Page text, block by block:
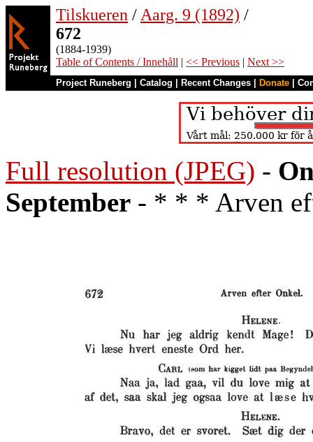
Tilskueren / Aarg. 9 (1892) /
672
(1884-1939)
Table of Contents / Innehåll | << Previous | Next >>
Project Runeberg Catalog Recent Changes Donate
Full resolution (JPEG) -
September - * * * Arven